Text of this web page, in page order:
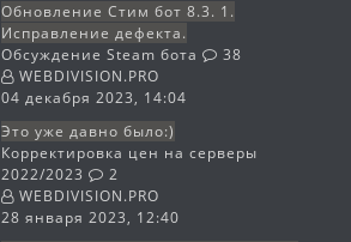
Обновление Стим бот 8.3. 1.
Исправление дефекта.
Обсуждение Steam бота
38
WEBDIVISION.PRO
04 декабря 2023, 14:04
Это уже давно было:)
Корректировка цен на серверы
2022/2023
2
WEBDIVISION.PRO
28 января 2023, 12:40